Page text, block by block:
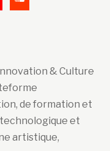
& Culture
de formation et
et
artistique,